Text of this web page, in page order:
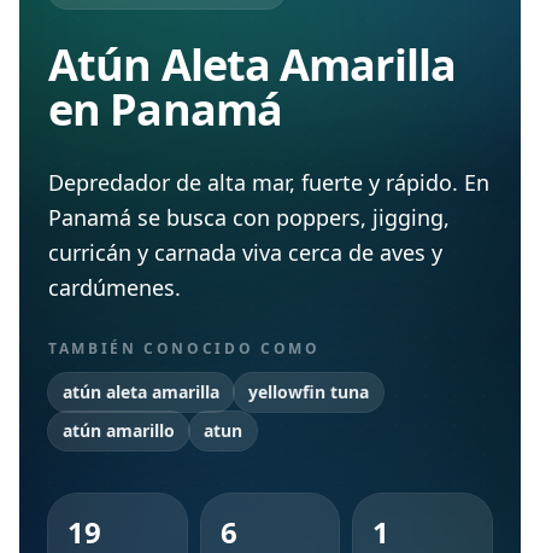
Atún Aleta Amarilla
en Panamá
Depredador de alta mar, fuerte y rápido. En
Panamá se busca con poppers, jigging,
curricán y carnada viva cerca de aves y
cardúmenes.
TAMBIÉN CONOCIDO COMO
atún aleta amarilla
yellowfin tuna
atún amarillo
atun
19 6 1